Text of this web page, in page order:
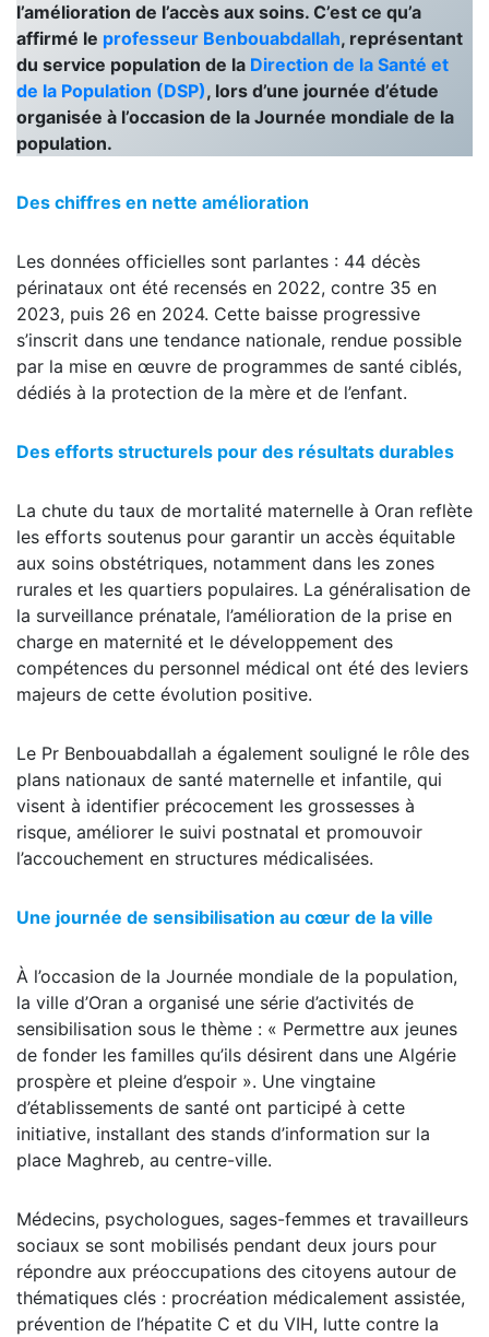
l’amélioration de l’accès aux soins. C’est ce qu’a
affirmé le professeur Benbouabdallah, représentant
du service population de la Direction de la Santé et
de la Population (DSP), lors d’une journée d’étude
organisée à l’occasion de la Journée mondiale de la
population.
Des chiffres en nette amélioration
Les données officielles sont parlantes : 44 décès
périnataux ont été recensés en 2022, contre 35 en
2023, puis 26 en 2024. Cette baisse progressive
s’inscrit dans une tendance nationale, rendue possible
par la mise en œuvre de programmes de santé ciblés,
dédiés à la protection de la mère et de l’enfant.
Des efforts structurels pour des résultats durables
La chute du taux de mortalité maternelle à Oran reflète
les efforts soutenus pour garantir un accès équitable
aux soins obstétriques, notamment dans les zones
rurales et les quartiers populaires. La généralisation de
la surveillance prénatale, l’amélioration de la prise en
charge en maternité et le développement des
compétences du personnel médical ont été des leviers
majeurs de cette évolution positive.
Le Pr Benbouabdallah a également souligné le rôle des
plans nationaux de santé maternelle et infantile, qui
visent à identifier précocement les grossesses à
risque, améliorer le suivi postnatal et promouvoir
l’accouchement en structures médicalisées.
Une journée de sensibilisation au cœur de la ville
À l’occasion de la Journée mondiale de la population,
la ville d’Oran a organisé une série d’activités de
sensibilisation sous le thème : « Permettre aux jeunes
de fonder les familles qu’ils désirent dans une Algérie
prospère et pleine d’espoir ». Une vingtaine
d’établissements de santé ont participé à cette
initiative, installant des stands d’information sur la
place Maghreb, au centre-ville.
Médecins, psychologues, sages-femmes et travailleurs
sociaux se sont mobilisés pendant deux jours pour
répondre aux préoccupations des citoyens autour de
thématiques clés : procréation médicalement assistée,
prévention de l’hépatite C et du VIH, lutte contre la